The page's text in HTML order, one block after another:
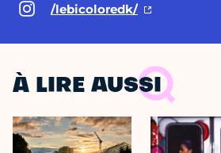
/lebicoloredk/
À LIRE AUSSI